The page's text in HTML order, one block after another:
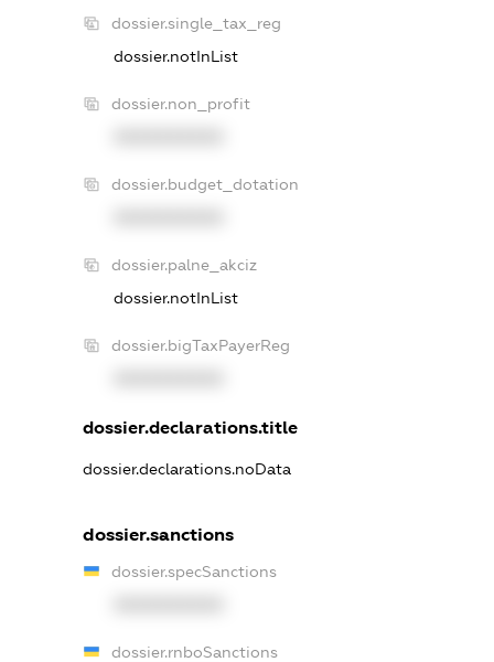
dossier.single_tax_reg
dossier.notInList
dossier.non_profit
dossier.budget_dotation
dossier.palne_akciz
dossier.notInList
dossier.bigTaxPayerReg
dossier.declarations.title
dossier.declarations.noData
dossier.sanctions
dossier.specSanctions
dossier.rnboSanctions